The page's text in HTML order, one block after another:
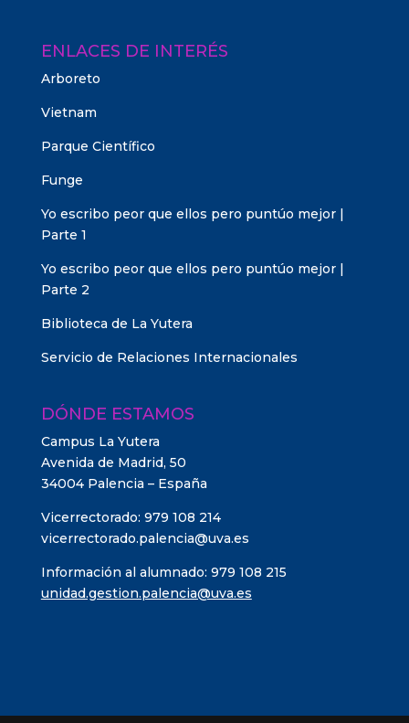
ENLACES DE INTERÉS
Arboreto
Vietnam
Parque Científico
Funge
Yo escribo peor que ellos pero puntúo mejor |
Parte 1
Yo escribo peor que ellos pero puntúo mejor |
Parte 2
Biblioteca de La Yutera
Servicio de Relaciones Internacionales
DÓNDE ESTAMOS
Campus La Yutera
Avenida de Madrid, 50
34004 Palencia – España
Vicerrectorado: 979 108 214
vicerrectorado.palencia@uva.es
Información al alumnado: 979 108 215
unidad.gestion.palencia@uva.es